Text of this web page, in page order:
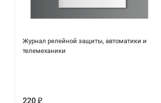
Журнал релейной защиты, автоматики и
телемеханики
220 ₽